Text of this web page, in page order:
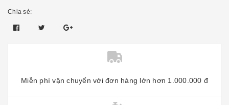
Chia sẻ:
Miễn phí vận chuyển với đơn hàng lớn hơn 1.000.000 đ